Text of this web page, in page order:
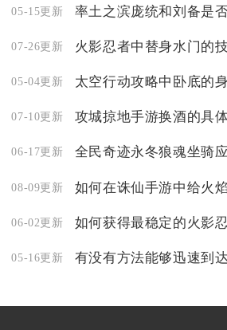
05-15更新
07-26更新
05-04更新
07-10更新
06-17更新
08-09更新 如何在诛仙手游中给火
06-02更新
05-16更新